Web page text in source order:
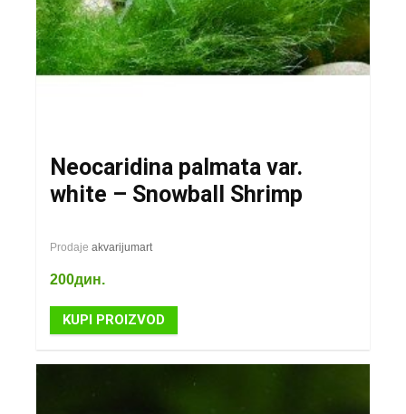
Neocaridina palmata var.
white – Snowball Shrimp
Prodaje akvarijumart
200дин.
KUPI PROIZVOD